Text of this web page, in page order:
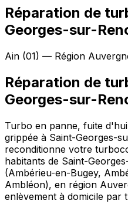
Réparation de
Georges-sur-
Ain (01) — Région
Réparation de
Georges-sur-
Turbo en panne, fuite
grippée à Saint-Georges-
reconditionne votre
habitants de Saint-
(Ambérieu-en-Bugey,
Ambléon), en région
enlèvement à domicile par